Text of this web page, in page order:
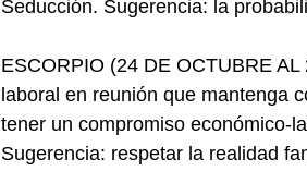
Seducción. Sugerencia: la
ESCORPIO (24 DE OCTUBRE
laboral en reunión que mantenga
tener un compromiso económico-
Sugerencia: respetar la realidad